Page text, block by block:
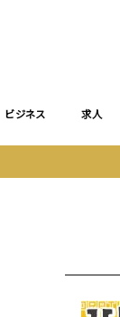
ビジネス 求人